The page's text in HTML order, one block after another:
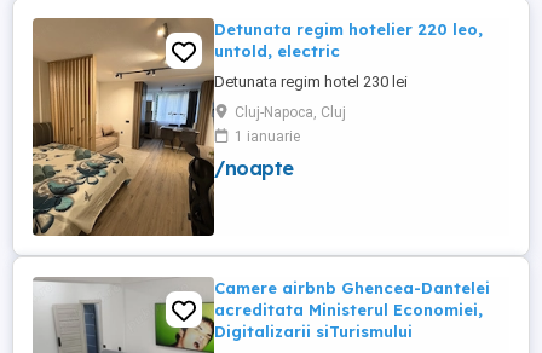
Detunata regim hotelier 220 leo,
untold, electric
Detunata regim hotel 230 lei
Cluj-Napoca, Cluj
1 ianuarie
/noapte
Camere airbnb Ghencea-Dantelei
acreditata Ministerul Economiei,
Digitalizarii siTurismului